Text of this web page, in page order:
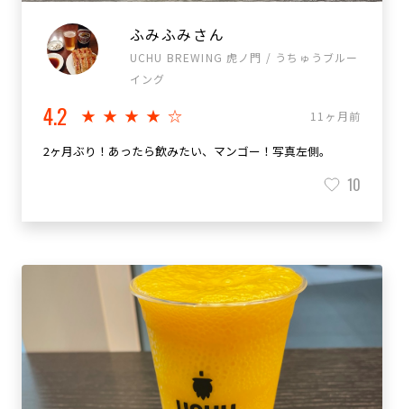
ふみふみさん
UCHU BREWING 虎ノ門 / うちゅうブルー
イング
4.2 ★★★★☆ 11ヶ月前
2ヶ月ぶり！あったら飲みたい、マンゴー！写真左側。
10